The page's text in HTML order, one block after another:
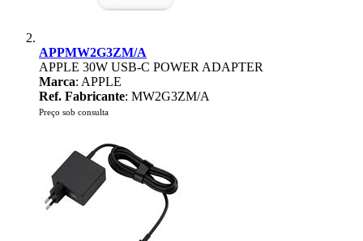
APPMW2G3ZM/A
APPLE 30W USB-C POWER ADAPTER
Marca: APPLE
Ref. Fabricante: MW2G3ZM/A
Preço sob consulta